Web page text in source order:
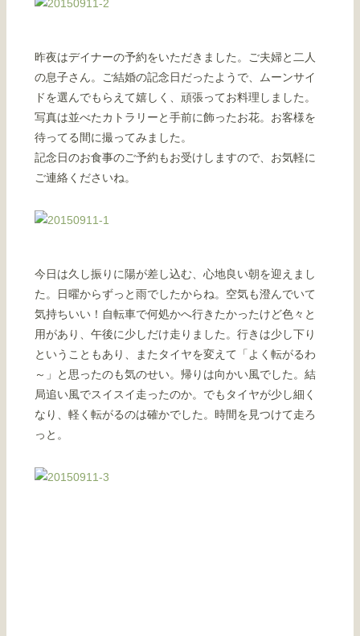
昨夜はデイナーの予約をいただきました。ご夫婦と二人
の息子さん。ご結婚の記念日だったようで、ムーンサイ
ドを選んでもらえて嬉しく、頑張ってお料理しました。
写真は並べたカトラリーと手前に飾ったお花。お客様を
待ってる間に撮ってみました。
記念日のお食事のご予約もお受けしますので、お気軽に
ご連絡くださいね。
今日は久し振りに陽が差し込む、心地良い朝を迎えまし
た。日曜からずっと雨でしたからね。空気も澄んでいて
気持ちいい！自転車で何処かへ行きたかったけど色々と
用があり、午後に少しだけ走りました。行きは少し下り
ということもあり、またタイヤを変えて「よく転がるわ
～」と思ったのも気のせい。帰りは向かい風でした。結
局追い風でスイスイ走ったのか。でもタイヤが少し細く
なり、軽く転がるのは確かでした。時間を見つけて走ろ
っと。